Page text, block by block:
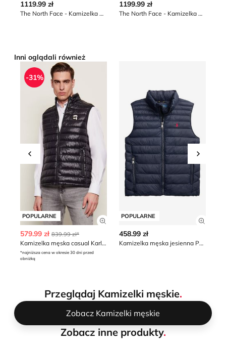
1119.99 zł
The North Face - Kamizelka męska zimowa
1199.99 zł
The North Face - Kamizelka męska na zimę
Inni oglądali również
Przesuń w lewo
Kamizelka męska casual Karl Lagerfeld
POPULARNE
-31%
Zobacz szczegóły produktu
579.99 zł 839.99 zł*
Kamizelka męska casual Karl Lagerfeld
*najniższa cena w okresie 30 dni przed
obniżką
POPULARNE
458.99 zł
Kamizelka męska jesienna Polo Ralph Lauren
Przeglądaj Kamizelki męskie.
Zobacz Kamizelki męskie
Zobacz inne produkty.